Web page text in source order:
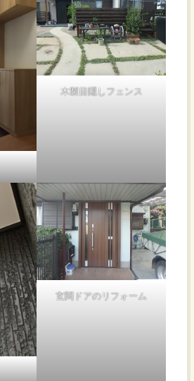
木製目隠しフェンス
玄関ドアのリフォーム